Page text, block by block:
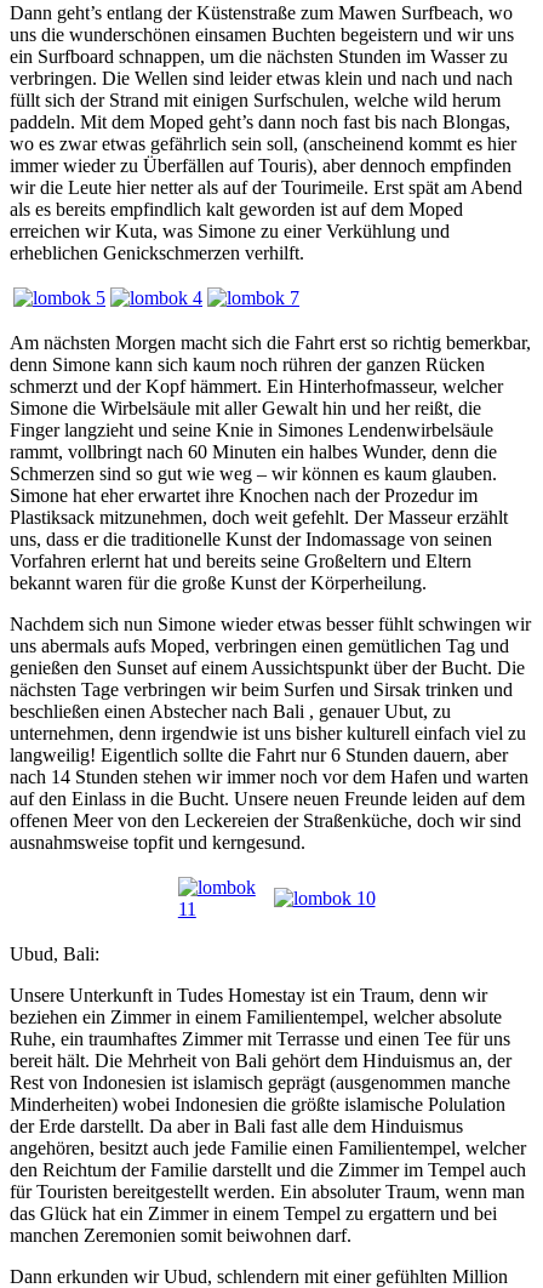
Dann geht’s entlang der Küstenstraße zum Mawen Surfbeach, wo
uns die wunderschönen einsamen Buchten begeistern und wir uns
ein Surfboard schnappen, um die nächsten Stunden im Wasser zu
verbringen. Die Wellen sind leider etwas klein und nach und nach
füllt sich der Strand mit einigen Surfschulen, welche wild herum
paddeln. Mit dem Moped geht’s dann noch fast bis nach Blongas,
wo es zwar etwas gefährlich sein soll, (anscheinend kommt es hier
immer wieder zu Überfällen auf Touris), aber dennoch empfinden
wir die Leute hier netter als auf der Tourimeile. Erst spät am Abend
als es bereits empfindlich kalt geworden ist auf dem Moped
erreichen wir Kuta, was Simone zu einer Verkühlung und
erheblichen Genickschmerzen verhilft.
Am nächsten Morgen macht sich die Fahrt erst so richtig bemerkbar,
denn Simone kann sich kaum noch rühren der ganzen Rücken
schmerzt und der Kopf hämmert. Ein Hinterhofmasseur, welcher
Simone die Wirbelsäule mit aller Gewalt hin und her reißt, die
Finger langzieht und seine Knie in Simones Lendenwirbelsäule
rammt, vollbringt nach 60 Minuten ein halbes Wunder, denn die
Schmerzen sind so gut wie weg – wir können es kaum glauben.
Simone hat eher erwartet ihre Knochen nach der Prozedur im
Plastiksack mitzunehmen, doch weit gefehlt. Der Masseur erzählt
uns, dass er die traditionelle Kunst der Indomassage von seinen
Vorfahren erlernt hat und bereits seine Großeltern und Eltern
bekannt waren für die große Kunst der Körperheilung.
Nachdem sich nun Simone wieder etwas besser fühlt schwingen wir
uns abermals aufs Moped, verbringen einen gemütlichen Tag und
genießen den Sunset auf einem Aussichtspunkt über der Bucht. Die
nächsten Tage verbringen wir beim Surfen und Sirsak trinken und
beschließen einen Abstecher nach Bali , genauer Ubut, zu
unternehmen, denn irgendwie ist uns bisher kulturell einfach viel zu
langweilig! Eigentlich sollte die Fahrt nur 6 Stunden dauern, aber
nach 14 Stunden stehen wir immer noch vor dem Hafen und warten
auf den Einlass in die Bucht. Unsere neuen Freunde leiden auf dem
offenen Meer von den Leckereien der Straßenküche, doch wir sind
ausnahmsweise topfit und kerngesund.
Ubud, Bali:
Unsere Unterkunft in Tudes Homestay ist ein Traum, denn wir
beziehen ein Zimmer in einem Familientempel, welcher absolute
Ruhe, ein traumhaftes Zimmer mit Terrasse und einen Tee für uns
bereit hält. Die Mehrheit von Bali gehört dem Hinduismus an, der
Rest von Indonesien ist islamisch geprägt (ausgenommen manche
Minderheiten) wobei Indonesien die größte islamische Polulation
der Erde darstellt. Da aber in Bali fast alle dem Hinduismus
angehören, besitzt auch jede Familie einen Familientempel, welcher
den Reichtum der Familie darstellt und die Zimmer im Tempel auch
für Touristen bereitgestellt werden. Ein absoluter Traum, wenn man
das Glück hat ein Zimmer in einem Tempel zu ergattern und bei
manchen Zeremonien somit beiwohnen darf.
Dann erkunden wir Ubud, schlendern mit einer gefühlten Million